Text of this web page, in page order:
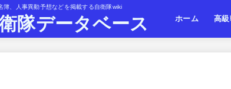
簿、人事異動予想などを掲載する自衛隊wiki
隊データベース ホーム 高